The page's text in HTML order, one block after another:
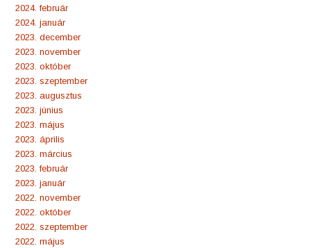
2024. február
2024. január
2023. december
2023. november
2023. október
2023. szeptember
2023. augusztus
2023. június
2023. május
2023. április
2023. március
2023. február
2023. január
2022. november
2022. október
2022. szeptember
2022. május